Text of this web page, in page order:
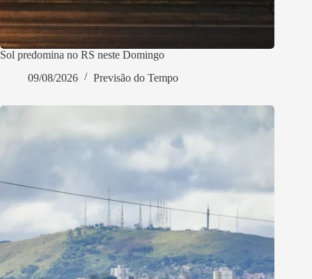
Sol predomina no RS neste Domingo
09/08/2026
Previsão do Tempo